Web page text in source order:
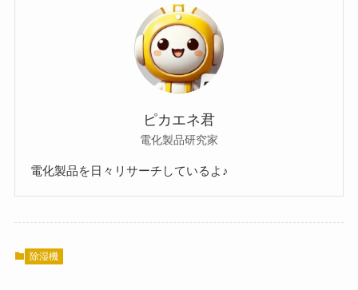
ピカエネ君
電化製品研究家
電化製品を日々リサーチしているよ♪
除湿機